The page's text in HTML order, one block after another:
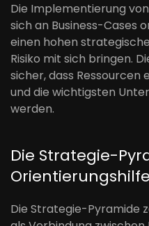
Die Implementierung
sich an Business-Cases
einen hohen
Risiko mit sich bringen.
sicher, dass
und die wichtigsten
werden.
Die Strategie-
Orientierungshilfe
Die Strategie-Pyramide